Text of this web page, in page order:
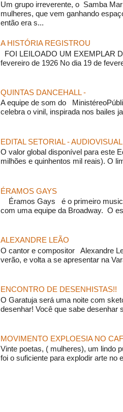
Um grupo irreverente, o Samba
mulheres, que vem ganhando
então era s...
A HISTÓRIA REGISTROU
FOI LEILOADO UM EXEMPLAR
fevereiro de 1926 No dia 19 de
QUINTAS DANCEHALL -
A equipe de som do
celebra o vinil, inspirada nos bailes
EDITAL SETORIAL - AUDIOVISUAL
O valor global disponível para este
milhões e quinhentos mil reais). O
ÉRAMOS GAYS
Éramos Gays é o primeiro
com uma equipe da Broadway. O
ALEXANDRE LEÃO
O cantor e compositor Alexandre
verão, e volta a se apresentar na
ENCONTRO DE DESENHISTAS!!
O Garatuja será uma noite com
desenhar! Você que sabe desenhar
MOVIMENTO EXPLOESIA NO
Vinte poetas, ( mulheres), um lindo
foi o suficiente para explodir arte no